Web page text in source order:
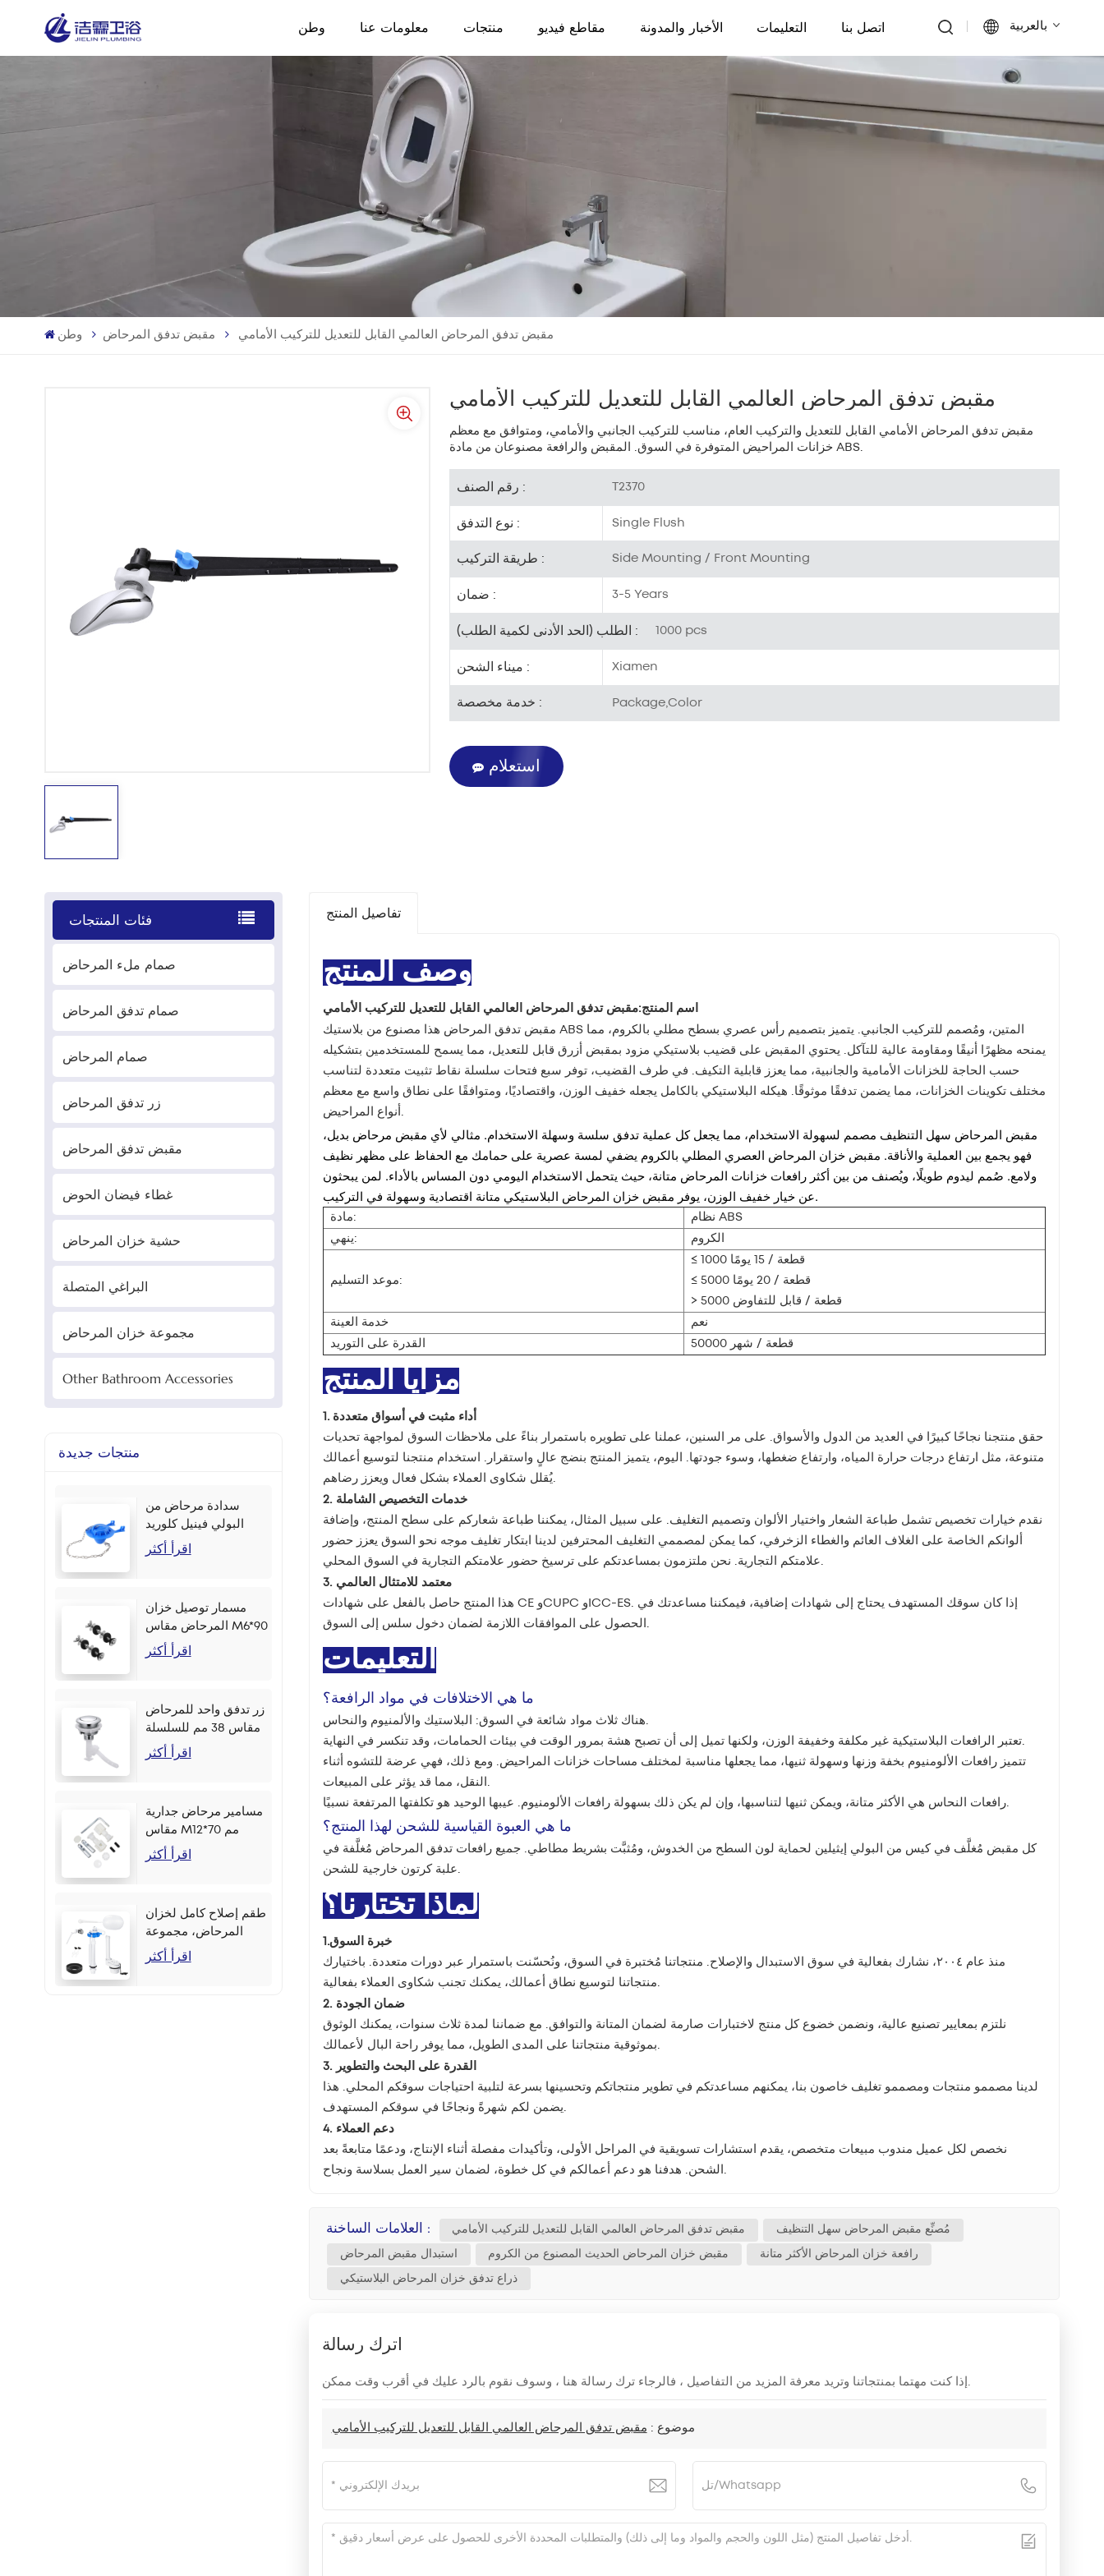
وطن معلومات عنا منتجات مقاطع فيديو الأخبار والمدونة التعليمات اتصل بنا بالعربية
Français
中文
وطن مقبض تدفق المرحاض مقبض تدفق المرحاض العالمي القابل للتعديل للتركيب الأمامي
مقبض تدفق المرحاض العالمي القابل للتعديل للتركيب الأمامي
مقبض تدفق المرحاض الأمامي القابل للتعديل والتركيب العام، مناسب للتركيب الجانبي والأمامي، ومتوافق مع معظم
خزانات المراحيض المتوفرة في السوق. المقبض والرافعة مصنوعان من مادة ABS.
رقم الصنف : T2370
نوع التدفق : Single Flush
طريقة التركيب : Side Mounting / Front Mounting
ضمان : 3-5 Years
الطلب (الحد الأدنى لكمية الطلب) : 1000 pcs
ميناء الشحن : Xiamen
خدمة مخصصة : Package,Color
استعلام
فئات المنتجات
صمام ملء المرحاض
صمام تدفق المرحاض
صمام المرحاض
زر تدفق المرحاض
مقبض تدفق المرحاض
غطاء فيضان الحوض
حشية خزان المرحاض
البراغي المتصلة
مجموعة خزان المرحاض
Other Bathroom Accessories
منتجات جديدة
سدادة مرحاض من
البولي فينيل كلوريد
مقاس 2 بوصة بألوان
اقرأ أكثر
مسمار توصيل خزان
المرحاض مقاس M6*90
مم
اقرأ أكثر
زر تدفق واحد للمرحاض
مقاس 38 مم للسلسلة
اقرأ أكثر
مسامير مرحاض جدارية
مقاس M12*70 مم
اقرأ أكثر
طقم إصلاح كامل لخزان
المرحاض، مجموعة
اقرأ أكثر
تفاصيل المنتج
وصف المنتج
اسم المنتج:مقبض تدفق المرحاض العالمي القابل للتعديل للتركيب الأمامي
مقبض تدفق المرحاض هذا مصنوع من بلاستيك ABS المتين، ومُصمم للتركيب الجانبي. يتميز بتصميم رأس عصري بسطح مطلي بالكروم، مما
يمنحه مظهرًا أنيقًا ومقاومة عالية للتآكل. يحتوي المقبض على قضيب بلاستيكي مزود بمقبض أزرق قابل للتعديل، مما يسمح للمستخدمين بتشكيله
حسب الحاجة للخزانات الأمامية والجانبية، مما يعزز قابلية التكيف. في طرف القضيب، توفر سبع فتحات سلسلة نقاط تثبيت متعددة لتناسب
مختلف تكوينات الخزانات، مما يضمن تدفقًا موثوقًا. هيكله البلاستيكي بالكامل يجعله خفيف الوزن، واقتصاديًا، ومتوافقًا على نطاق واسع مع معظم
مقبض المرحاض سهل التنظيف مصمم لسهولة الاستخدام، مما يجعل كل عملية تدفق سلسة وسهلة الاستخدام. مثالي لأي مقبض مرحاض بديل،
فهو يجمع بين العملية والأناقة. مقبض خزان المرحاض العصري المطلي بالكروم يضفي لمسة عصرية على حمامك مع الحفاظ على مظهر نظيف
ولامع. صُمم ليدوم طويلًا، ويُصنف من بين أكثر رافعات خزانات المرحاض متانة، حيث يتحمل الاستخدام اليومي دون المساس بالأداء. لمن يبحثون
عن خيار خفيف الوزن، يوفر مقبض خزان المرحاض البلاستيكي متانة اقتصادية وسهولة في التركيب.
مادة:
نظام ABS
ينهي:
الكروم
موعد التسليم:
≤ 1000 قطعة / 15 يومًا
≤ 5000 قطعة / 20 يومًا
> 5000 قطعة / قابل للتفاوض
خدمة العينة
نعم
القدرة على التوريد
50000 قطعة / شهر
مزايا المنتج
1. أداء مثبت في أسواق متعددة
حقق منتجنا نجاحًا كبيرًا في العديد من الدول والأسواق. على مر السنين، عملنا على تطويره باستمرار بناءً على ملاحظات السوق لمواجهة تحديات
متنوعة، مثل ارتفاع درجات حرارة المياه، وارتفاع ضغطها، وسوء جودتها. اليوم، يتميز المنتج بنضج عالٍ واستقرار. استخدام منتجنا لتوسيع أعمالك
يُقلل شكاوى العملاء بشكل فعال ويعزز رضاهم.
2. خدمات التخصيص الشاملة
نقدم خيارات تخصيص تشمل طباعة الشعار واختيار الألوان وتصميم التغليف. على سبيل المثال، يمكننا طباعة شعاركم على سطح المنتج، وإضافة
ألوانكم الخاصة على الغلاف العائم والغطاء الزخرفي، كما يمكن لمصممي التغليف المحترفين لدينا ابتكار تغليف موجه نحو السوق يعزز حضور
3. معتمد للامتثال العالمي
هذا المنتج حاصل بالفعل على شهادات CE وCUPC وICC-ES. إذا كان سوقك المستهدف يحتاج إلى شهادات إضافية، فيمكننا مساعدتك في
التعليمات
ما هي الاختلافات في مواد الرافعة؟
تعتبر الرافعات البلاستيكية غير مكلفة وخفيفة الوزن، ولكنها تميل إلى أن تصبح هشة بمرور الوقت في بيئات الحمامات، وقد تنكسر في النهاية.
تتميز رافعات الألومنيوم بخفة وزنها وسهولة ثنيها، مما يجعلها مناسبة لمختلف مساحات خزانات المراحيض. ومع ذلك، فهي عرضة للتشوه أثناء
رافعات النحاس هي الأكثر متانة، ويمكن ثنيها لتناسبها، وإن لم يكن ذلك بسهولة رافعات الألومنيوم. عيبها الوحيد هو تكلفتها المرتفعة نسبيًا.
ما هي العبوة القياسية للشحن لهذا المنتج؟
كل مقبض مُغلَّف في كيس من البولي إيثيلين لحماية لون السطح من الخدوش، ومُثبَّت بشريط مطاطي. جميع رافعات تدفق المرحاض مُغلَّفة في
لماذا تختارنا؟
1.خبرة السوق
منذ عام ٢٠٠٤، نشارك بفعالية في سوق الاستبدال والإصلاح. منتجاتنا مُختبرة في السوق، ونُحسّنت باستمرار عبر دورات متعددة. باختيارك
2. ضمان الجودة
نلتزم بمعايير تصنيع عالية، ونضمن خضوع كل منتج لاختبارات صارمة لضمان المتانة والتوافق. مع ضماننا لمدة ثلاث سنوات، يمكنك الوثوق
3. القدرة على البحث والتطوير
لدينا مصممو منتجات ومصممو تغليف خاصون بنا، يمكنهم مساعدتكم في تطوير منتجاتكم وتحسينها بسرعة لتلبية احتياجات سوقكم المحلي. هذا
4. دعم العملاء
نخصص لكل عميل مندوب مبيعات متخصص، يقدم استشارات تسويقية في المراحل الأولى، وتأكيدات مفصلة أثناء الإنتاج، ودعمًا متابعةً بعد
العلامات الساخنة : مقبض تدفق المرحاض العالمي القابل للتعديل للتركيب الأمامي مُصنِّع مقبض المرحاض سهل التنظيف
استبدال مقبض المرحاض مقبض خزان المرحاض الحديث المصنوع من الكروم رافعة خزان المرحاض الأكثر متانة
ذراع تدفق خزان المرحاض البلاستيكي
اترك رسالة
إذا كنت مهتما بمنتجاتنا وتريد معرفة المزيد من التفاصيل ، فالرجاء ترك رسالة هنا ، وسوف نقوم بالرد عليك في أقرب وقت ممكن.
موضوع : مقبض تدفق المرحاض العالمي القابل للتعديل للتركيب الأمامي